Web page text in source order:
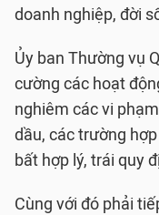
doanh nghiệp, đời
Ủy ban Thường vụ
cường các hoạt
nghiêm các vi
dầu, các trường
bất hợp lý, trái quy
Cùng với đó phải